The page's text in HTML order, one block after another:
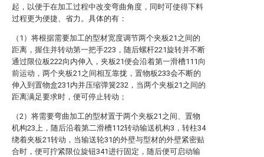
起，以便于在加工过程中改变弯曲角度，同时可使得下料
过程更为便捷、省力。具体的有：
（1）将根据需要加工的型材宽度调节两个夹板21之间的
距离，握住并转动第一把手223，随后螺杆221旋转并不断
通过限位板222向内伸入，夹板21便会沿着第一滑槽111向
前运动，两个夹板21之间相互靠拢，置物板233会不断的
伸入到置物盒231内并压缩弹簧232，当两个夹板21之间的
距离满足要求时，便可停止转动；
（2）将需要弯曲加工的型材置于两个夹板21之间、置物
机构23上，随后沿着第二滑槽112转动输送机构3，转柱34
绕着夹板21转动，当输送轮31的外壁与型材的外壁紧密贴
合时，便可拧紧限位旋钮341进行固定，随后便可启动输